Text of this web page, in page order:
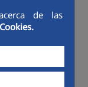
de las